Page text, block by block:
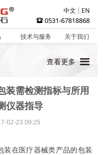
뀰 0531-67818868
中文 EN
技术与服务 关于我们
装在医疗器械类产品的包装
装需检测指标与所用
仪器指导
02-23 09:25
끀
查看更多